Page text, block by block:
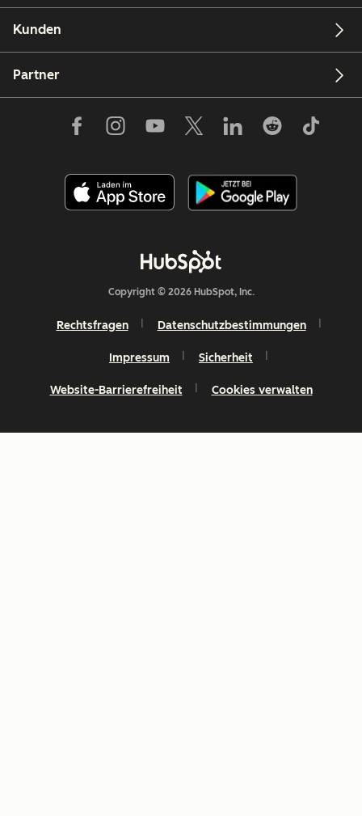
Kunden
Partner
Copyright © 2026 HubSpot, Inc.
Rechtsfragen Datenschutzbestimmungen
Impressum Sicherheit
Website-Barrierefreiheit Cookies verwalten